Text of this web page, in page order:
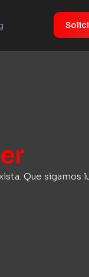
Que sigamos